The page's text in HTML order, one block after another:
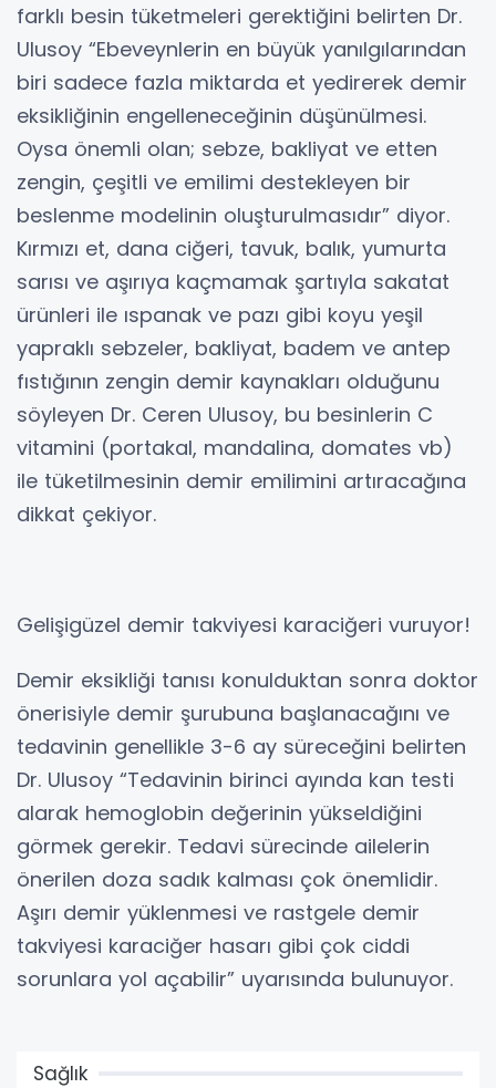
farklı besin tüketmeleri gerektiğini belirten Dr.
Ulusoy “Ebeveynlerin en büyük yanılgılarından
biri sadece fazla miktarda et yedirerek demir
eksikliğinin engelleneceğinin düşünülmesi.
Oysa önemli olan; sebze, bakliyat ve etten
zengin, çeşitli ve emilimi destekleyen bir
beslenme modelinin oluşturulmasıdır” diyor.
Kırmızı et, dana ciğeri, tavuk, balık, yumurta
sarısı ve aşırıya kaçmamak şartıyla sakatat
ürünleri ile ıspanak ve pazı gibi koyu yeşil
yapraklı sebzeler, bakliyat, badem ve antep
fıstığının zengin demir kaynakları olduğunu
söyleyen Dr. Ceren Ulusoy, bu besinlerin C
vitamini (portakal, mandalina, domates vb)
ile tüketilmesinin demir emilimini artıracağına
dikkat çekiyor.
Gelişigüzel demir takviyesi karaciğeri vuruyor!
Demir eksikliği tanısı konulduktan sonra doktor
önerisiyle demir şurubuna başlanacağını ve
tedavinin genellikle 3-6 ay süreceğini belirten
Dr. Ulusoy “Tedavinin birinci ayında kan testi
alarak hemoglobin değerinin yükseldiğini
görmek gerekir. Tedavi sürecinde ailelerin
önerilen doza sadık kalması çok önemlidir.
Aşırı demir yüklenmesi ve rastgele demir
takviyesi karaciğer hasarı gibi çok ciddi
sorunlara yol açabilir” uyarısında bulunuyor.
Sağlık